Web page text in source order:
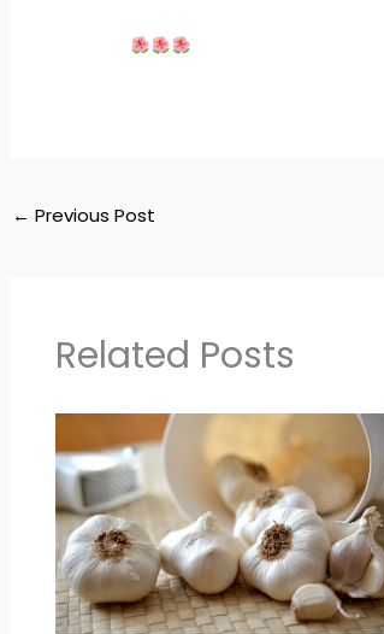
← Previous Post
Related Posts